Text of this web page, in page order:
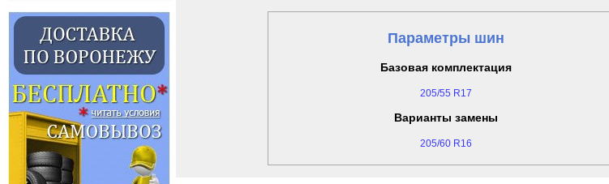
Параметры шин
Базовая комплектация
205/55 R17
Варианты замены
205/60 R16